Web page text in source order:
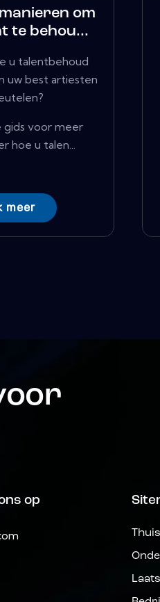
om
te behou...
u talentbehoud
uw best artiesten
gids voor meer
hoe u talen...
meer
op